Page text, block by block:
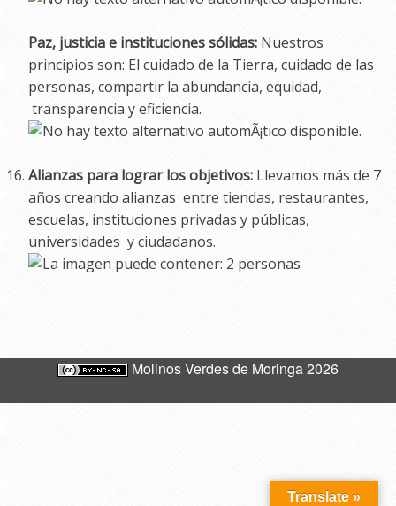
Paz, justicia e instituciones sólidas: Nuestros
principios son: El cuidado de la Tierra, cuidado de las
personas, compartir la abundancia, equidad,
transparencia y eficiencia.
Alianzas para lograr los objetivos: Llevamos más de 7
años creando alianzas entre tiendas, restaurantes,
escuelas, instituciones privadas y públicas,
universidades y ciudadanos.
Molinos Verdes de Moringa 2026
Translate »